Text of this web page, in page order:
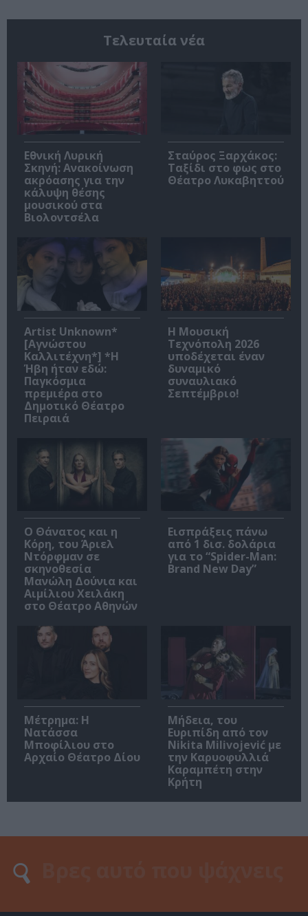
Τελευταία νέα
Εθνική Λυρική
Σκηνή: Ανακοίνωση
ακρόασης για την
κάλυψη θέσης
μουσικού στα
Βιολοντσέλα
Σταύρος Ξαρχάκος:
Ταξίδι στο φως στο
Θέατρο Λυκαβηττού
Artist Unknown*
[Αγνώστου
Καλλιτέχνη*] *Η
Ήβη ήταν εδώ:
Παγκόσμια
πρεμιέρα στο
Δημοτικό Θέατρο
Πειραιά
Η Μουσική
Τεχνόπολη 2026
υποδέχεται έναν
δυναμικό
συναυλιακό
Σεπτέμβριο!
Ο Θάνατος και η
Κόρη, του Άριελ
Ντόρφμαν σε
σκηνοθεσία
Μανώλη Δούνια και
Αιμίλιου Χειλάκη
στο Θέατρο Αθηνών
Εισπράξεις πάνω
από 1 δισ. δολάρια
για το “Spider-Man:
Brand New Day”
Μέτρημα: Η
Νατάσσα
Μποφίλιου στο
Αρχαίο Θέατρο Δίου
Μήδεια, του
Ευριπίδη από τον
Nikita Milivojević με
την Καρυοφυλλιά
Καραμπέτη στην
Κρήτη